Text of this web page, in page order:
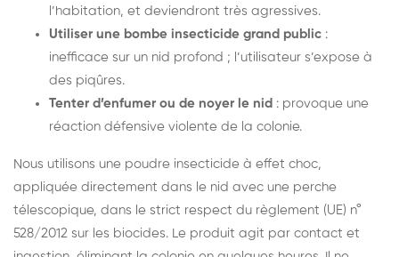
l’habitation, et deviendront très agressives.
Utiliser une bombe insecticide grand public :
inefficace sur un nid profond ; l’utilisateur s’expose à
des piqûres.
Tenter d’enfumer ou de noyer le nid : provoque une
réaction défensive violente de la colonie.
Nous utilisons une poudre insecticide à effet choc,
appliquée directement dans le nid avec une perche
télescopique, dans le strict respect du règlement (UE) n°
528/2012 sur les biocides. Le produit agit par contact et